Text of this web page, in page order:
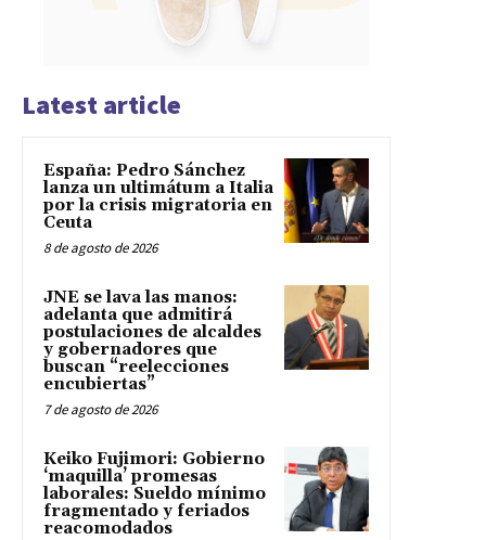
Latest article
España: Pedro Sánchez
lanza un ultimátum a Italia
por la crisis migratoria en
Ceuta
8 de agosto de 2026
JNE se lava las manos:
adelanta que admitirá
postulaciones de alcaldes
y gobernadores que
buscan “reelecciones
encubiertas”
7 de agosto de 2026
Keiko Fujimori: Gobierno
‘maquilla’ promesas
laborales: Sueldo mínimo
fragmentado y feriados
reacomodados